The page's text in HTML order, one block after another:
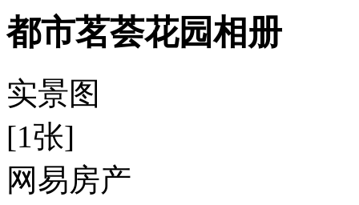
都市茗荟花园相册
实景图
[1张]
网易房产